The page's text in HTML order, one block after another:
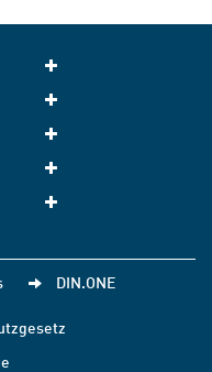
DIN.ONE